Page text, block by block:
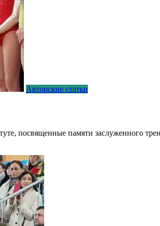
Авторские статьи
посвященные памяти заслуженного